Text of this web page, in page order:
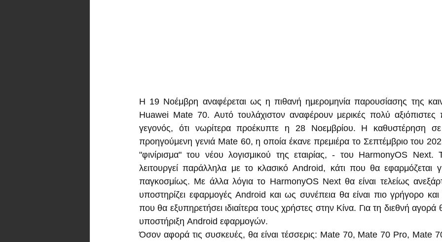
Η 19 Νοέμβρη αναφέρεται ως η πιθανή ημερομηνία παρουσίασης της
Huawei Mate 70. Αυτό τουλάχιστον αναφέρουν μερικές πολύ
γεγονός, ότι νωρίτερα προέκυπτε η 28 Νοεμβρίου. Η καθυστέρηση
προηγούμενη γενιά Mate 60, η οποία έκανε πρεμιέρα το Σεπτέμβριο του
"φινίρισμα" του νέου λογισμικού της εταιρίας, - του HarmonyOS Next.
λειτουργεί παράλληλα με το κλασικό Android, κάτι που θα εφαρμόζεται
παγκοσμίως. Με άλλα λόγια το HarmonyOS Next θα είναι τελείως
υποστηρίζει εφαρμογές Android και ως συνέπεια θα είναι πιο γρήγορο και
που θα εξυπηρετήσει ιδιαίτερα τους χρήστες στην Κίνα. Για τη διεθνή αγορά
υποστήριξη Android εφαρμογών.
Όσον αφορά τις συσκευές, θα είναι τέσσερις: Mate 70, Mate 70 Pro, Mate